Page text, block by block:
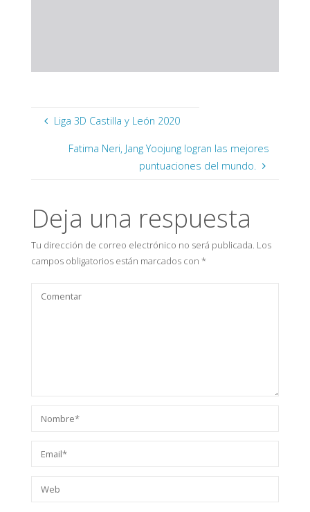
Liga 3D Castilla y León 2020
Fatima Neri, Jang Yoojung logran las mejores
puntuaciones del mundo.
Deja una respuesta
Tu dirección de correo electrónico no será publicada. Los
campos obligatorios están marcados con *